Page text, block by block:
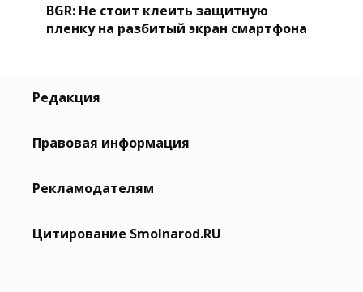
BGR: Не стоит клеить защитную
пленку на разбитый экран смартфона
Редакция
Правовая информация
Рекламодателям
Цитирование Smolnarod.RU